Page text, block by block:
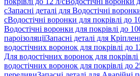
сЗапасні деталі для Водостічні
сВодостічні воронки для покрівлі до
Водостічні воронки для покрівлі до
пароізоляціїЗапасні деталі для
водостічних воронок для покрівлі до
Для водостічних воронок для
водостічних воронок для покрівлі до